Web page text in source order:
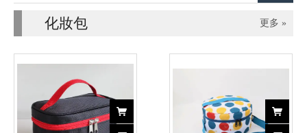
化妝包 更多 »